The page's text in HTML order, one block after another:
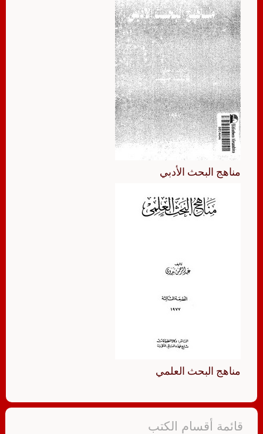
مناهج البحث الأدبي
مناهج البحث العلمي
قائمة أقسام الكتب